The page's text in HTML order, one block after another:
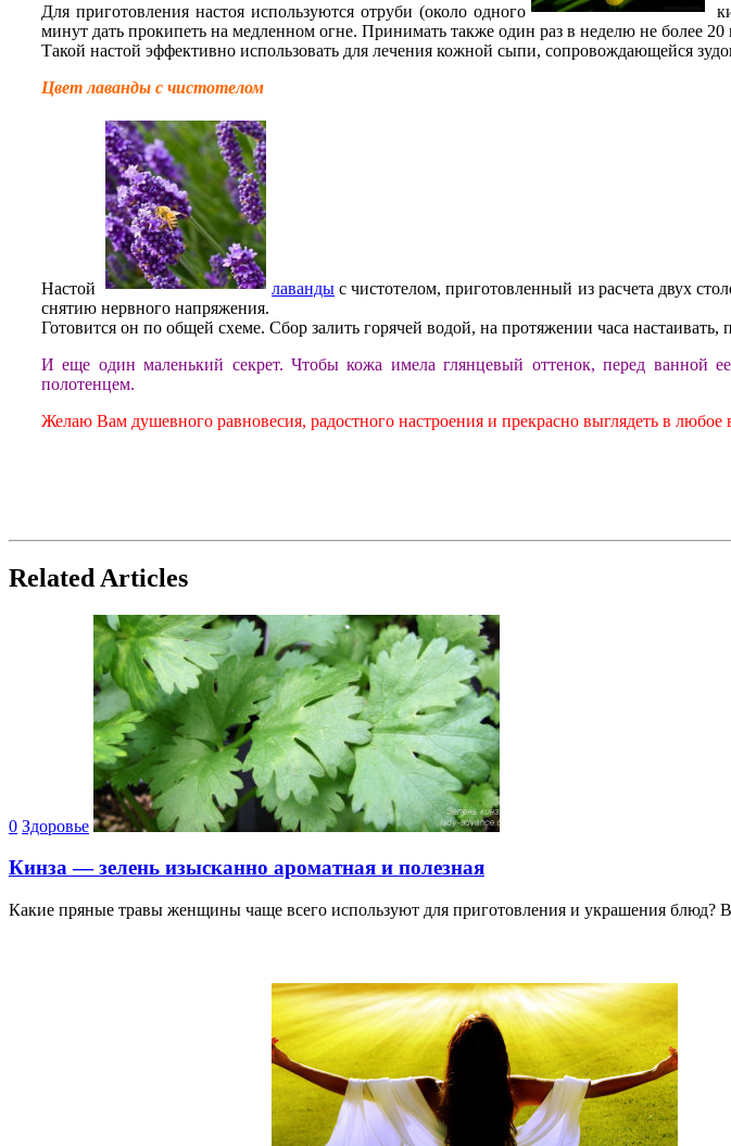
Для приготовления настоя используются отруби (около одного
минут дать прокипеть на медленном огне. Принимать также один раз в неделю не более 20
Такой настой эффективно использовать для лечения кожной сыпи, сопровождающейся
Цвет лаванды с чистотелом
Настой лаванды с чистотелом, приготовленный из расчета двух
снятию нервного напряжения.
Готовится он по общей схеме. Сбор залить горячей водой, на протяжении часа
И еще один маленький секрет. Чтобы кожа имела глянцевый оттенок, перед ванной
полотенцем.
Желаю Вам душевного равновесия, радостного настроения и прекрасно выглядеть в любое
Related Articles
0 Здоровье
Кинза — зелень изысканно ароматная и полезная
Какие пряные травы женщины чаще всего используют для приготовления и украшения блюд?